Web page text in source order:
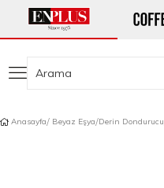
Anasayfa Beyaz Eşya Derin Dondurucu